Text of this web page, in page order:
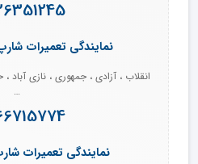
نمایندگی تعمیرات
انقلاب ، آزادی ، جمهوری ، نازی آباد
…
نمایندگی تعمیرات